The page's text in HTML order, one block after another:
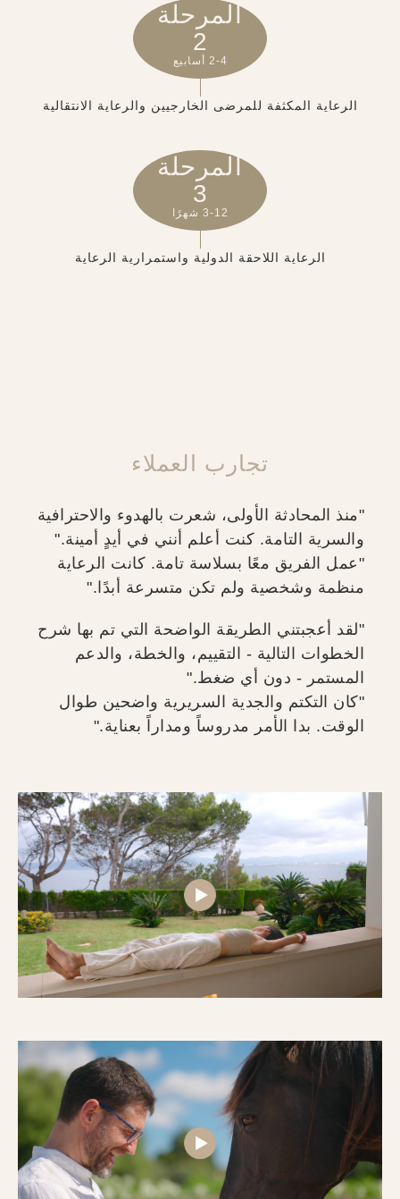
المرحلة
2
2-4 أسابيع
الرعاية المكثفة للمرضى الخارجيين والرعاية الانتقالية
المرحلة
3
3-12 شهرًا
الرعاية اللاحقة الدولية واستمرارية الرعاية
تجارب العملاء
"منذ المحادثة الأولى، شعرت بالهدوء والاحترافية
والسرية التامة. كنت أعلم أنني في أيدٍ أمينة."
"عمل الفريق معًا بسلاسة تامة. كانت الرعاية
منظمة وشخصية ولم تكن متسرعة أبدًا."
"لقد أعجبتني الطريقة الواضحة التي تم بها شرح
الخطوات التالية - التقييم، والخطة، والدعم
المستمر - دون أي ضغط."
"كان التكتم والجدية السريرية واضحين طوال
الوقت. بدا الأمر مدروساً ومداراً بعناية."